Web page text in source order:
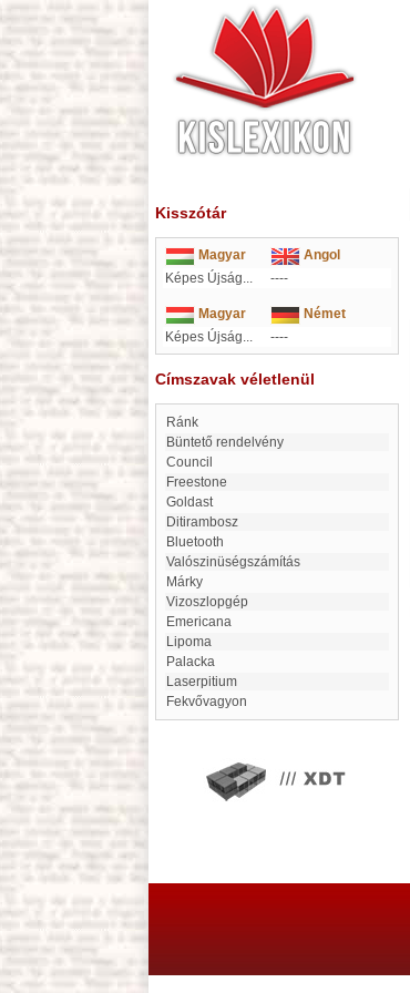
Kisszótár
Magyar
Angol
Képes Újság...
----
Magyar
Német
Képes Újság...
----
Címszavak véletlenül
Ránk
Büntető rendelvény
council
Freestone
Goldast
Ditirambosz
Bluetooth
Valószinüségszámítás
Márky
Vizoszlopgép
Emericana
Lipoma
Palacka
Laserpitium
Fekvővagyon